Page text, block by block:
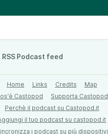
RSS Podcast feed
Home Links Credits
Map
Castopod
Supporta Castopod
Perchè il podcast su Castopod.it
il tuo podcast su castopod.it
i podcast su più dispositivi